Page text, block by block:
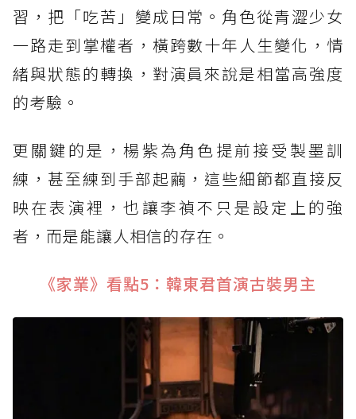
習，把「吃苦」變成日常。角色從青澀少女
一路走到掌權者，橫跨數十年人生變化，情
緒與狀態的轉換，對演員來說是相當高強度
的考驗。
更關鍵的是，楊紫為角色提前接受製墨訓
練，甚至練到手部起繭，這些細節都直接反
映在表演裡，也讓李禎不只是設定上的強
者，而是能讓人相信的存在。
《家業》看點5：韓東君首演古裝男主